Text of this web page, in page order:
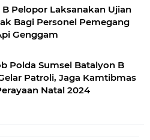
Pelopor Laksanakan Ujian
Bagi Personel Pemegang
Genggam
Polda Sumsel Batalyon B
Patroli, Jaga Kamtibmas
Natal 2024